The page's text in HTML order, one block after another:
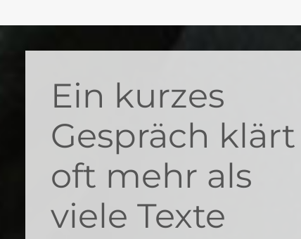
Ein kurzes
Gespräch klärt
oft mehr als
viele Texte